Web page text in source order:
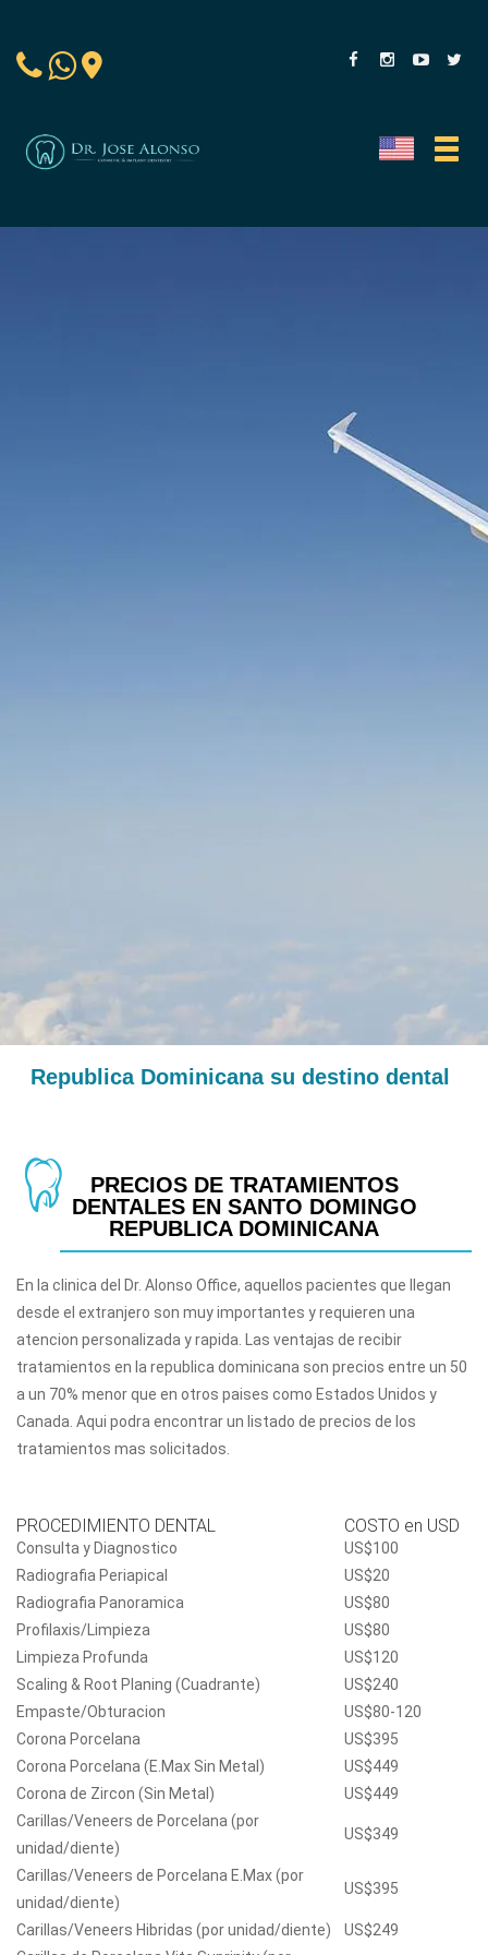
Republica Dominicana su destino dental
PRECIOS DE TRATAMIENTOS
DENTALES EN SANTO DOMINGO
REPUBLICA DOMINICANA
En la clinica del Dr. Alonso Office, aquellos pacientes que llegan
desde el extranjero son muy importantes y requieren una
atencion personalizada y rapida. Las ventajas de recibir
tratamientos en la republica dominicana son precios entre un 50
a un 70% menor que en otros paises como Estados Unidos y
Canada. Aqui podra encontrar un listado de precios de los
tratamientos mas solicitados.
PROCEDIMIENTO DENTAL COSTO en USD
Consulta y Diagnostico
US$100
Radiografia Periapical
US$20
Radiografia Panoramica
US$80
Profilaxis/Limpieza
US$80
Limpieza Profunda
US$120
Scaling & Root Planing (Cuadrante)
US$240
Empaste/Obturacion
US$80-120
Corona Porcelana
US$395
Corona Porcelana (E.Max Sin Metal)
US$449
Corona de Zircon (Sin Metal)
US$449
Carillas/Veneers de Porcelana (por
unidad/diente)
US$349
Carillas/Veneers de Porcelana E.Max (por
unidad/diente)
US$395
Carillas/Veneers Hibridas (por unidad/diente)
US$249